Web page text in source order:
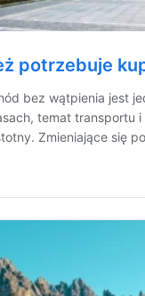
potrzebuje
bez wątpienia jest
temat transportu
Zmieniające się